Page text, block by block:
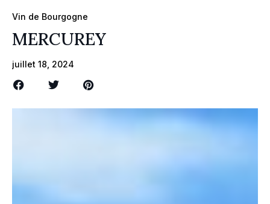
Vin de Bourgogne
MERCUREY
juillet 18, 2024